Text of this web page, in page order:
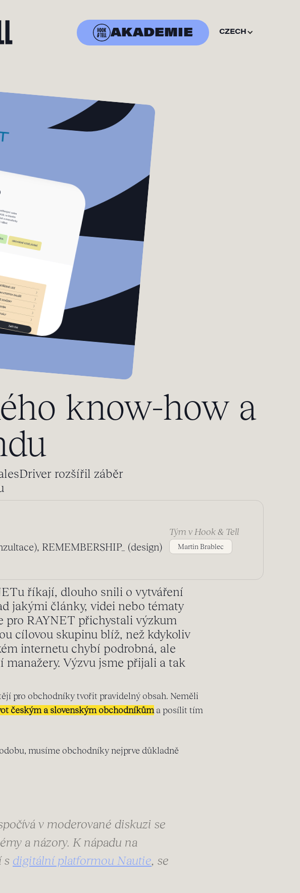
AKADEMIE CZECH
know-how a
rozšířil záběr
REMEMBERSHIP_ (design)
Tým v Hook & Tell
Martin Brablec
říkají, dlouho snili o vytváření
jakými články, videi nebo tématy
pro RAYNET přichystali výzkum
cílovou skupinu blíž, než kdykoliv
internetu chybí podrobná, ale
Výzvu jsme přijali a tak
pro obchodníky tvořit pravidelný obsah. Neměli
českým a slovenským obchodníkůma posílit tím
musíme obchodníky nejprve důkladně
v moderované diskuzi se
a názory. K nápadu na
s digitální platformou Nautie, se